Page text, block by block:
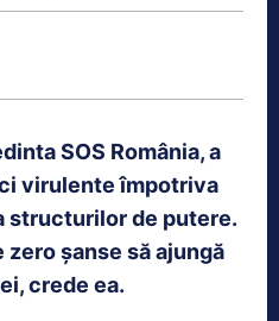
SOS România, a
virulente împotriva
structurilor de putere.
zero șanse să ajungă
crede ea.